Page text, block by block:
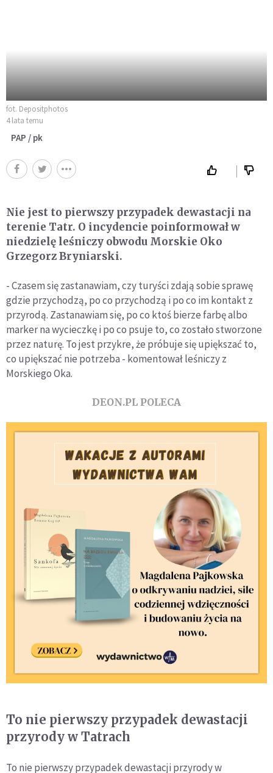
fot. Depositphotos
4 lata temu
PAP / pk
Nie jest to pierwszy przypadek dewastacji na
terenie Tatr. O incydencie poinformował w
niedzielę leśniczy obwodu Morskie Oko
Grzegorz Bryniarski.
- Czasem się zastanawiam, czy turyści zdają sobie sprawę
gdzie przychodzą, po co przychodzą i po co im kontakt z
przyrodą. Zastanawiam się, po co ktoś bierze farbę albo
marker na wycieczkę i po co psuje to, co zostało stworzone
przez naturę. To jest przykre, że próbuje się upiększać to,
co upiększać nie potrzeba - komentował leśniczy z
Morskiego Oka.
DEON.PL POLECA
To nie pierwszy przypadek dewastacji
przyrody w Tatrach
To nie pierwszy przypadek dewastacji przyrody w